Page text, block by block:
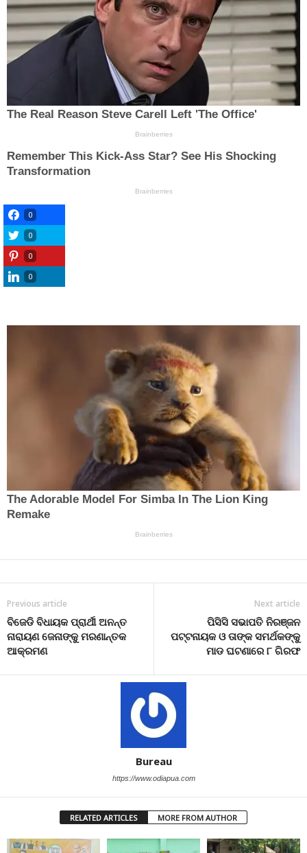
Previous article
ବିଜେଡି ବିଧାୟକ ପ୍ରାର୍ଥୀ ଅନନ୍ତ
ନାରାୟଣ ଜେନାଙ୍କୁ ମରଣାନ୍ତକ
ଆକ୍ରମଣ
Next article
ପିସିସି ସଭାପତି ନିରଞ୍ଜନ
ପଟ୍ଟନାୟକ ଓ ତାଙ୍କ ସମର୍ଥକଙ୍କୁ
ମାଡ ଘଟଣାରେ ୮ ଗିରଫ
Bureau
https://www.odiapua.com
RELATED ARTICLES MORE FROM AUTHOR
0
0
0
0